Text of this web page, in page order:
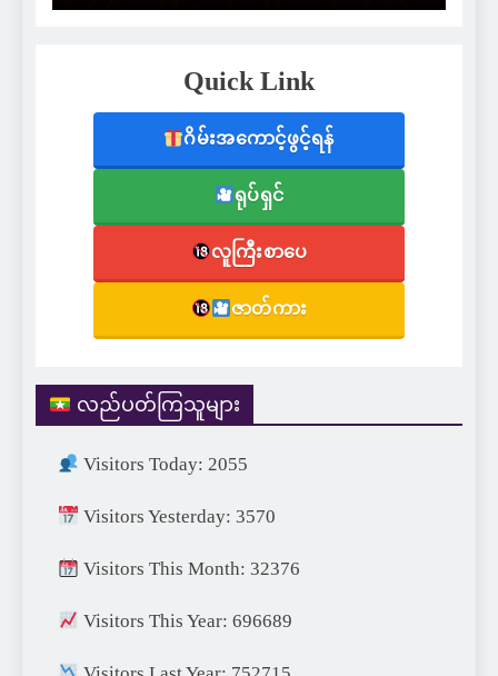
Quick Link
ဂိမ်းအကောင့်ဖွင့်ရန်
ရုပ်ရှင်
လူကြီးစာပေ
ဇာတ်ကား
လည်ပတ်ကြသူများ
Visitors Today: 2055
Visitors Yesterday: 3570
Visitors This Month: 32376
Visitors This Year: 696689